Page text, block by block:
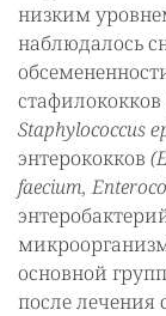
низким
наблюдалось
стафилококков
Staphylococcus
энтерококков
faecium,
основной
после лечения